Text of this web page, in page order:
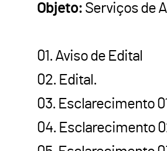
Objeto: Serviços de
01. Aviso de Edital
02. Edital.
03. Esclarecimento 01
04. Esclarecimento